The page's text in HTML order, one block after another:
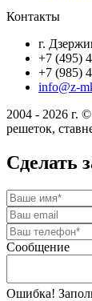
Контакты
г.
+7 (495)
+7 (985)
info@z-
2004 - 2026 г.
решеток,
Сделать
Сообщение
Ошибка!